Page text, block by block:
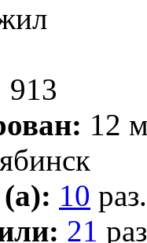
913
12
10 раз.
21